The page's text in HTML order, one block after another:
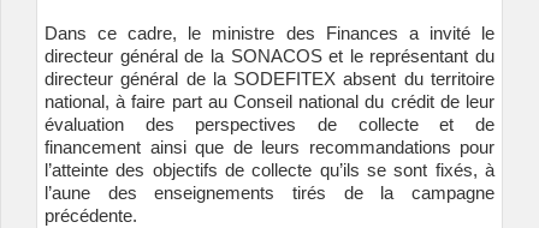
Dans ce cadre, le ministre des Finances a invité le
directeur général de la SONACOS et le représentant du
directeur général de la SODEFITEX absent du territoire
national, à faire part au Conseil national du crédit de leur
évaluation des perspectives de collecte et de
financement ainsi que de leurs recommandations pour
l’atteinte des objectifs de collecte qu’ils se sont fixés, à
l’aune des enseignements tirés de la campagne
précédente.